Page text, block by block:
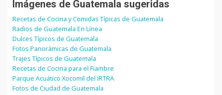
Imágenes de Guatemala sugeridas
Recetas de Cocina y Comidas Típicas de Guatemala
Radios de Guatemala En Línea
Dulces Típicos de Guatemala
Fotos Panorámicas de Guatemala
Trajes Típicos de Guatemala
Recetas de Cocina para el Fiambre
Parque Acuático Xocomil del IRTRA
Fotos de Ciudad de Guatemala